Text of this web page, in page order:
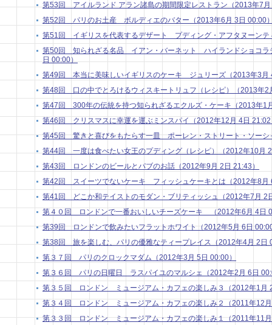
第53回 アイルランド アラン諸島の期間限定レストラン（2013年7
第52回 パリのお土産 ボルディエのバター（2013年6月 3日 00:00
第51回 イギリスを代表するデザート プディング・アフタヌーンテ
第50回 知られざる名品 イアン・バーネット ハイランドショコラ
日 00:00）
第49回 本当に美味しいイギリスのケーキ ジュリーズ（2013年3月
第48回 口の中でとろけるウィスキートリュフ（レシピ）（2013年2
第47回 300年の伝統を持つ知られざるエクルズ・ケーキ（2013年1
第46回 クリスマスに幸運を運ぶミンスパイ（2012年12月 4日 21:02
第45回 驚きと喜びをもたらす一皿 ポーレン・ストリート・ソー
第44回 一度は食べたい女王のプディング（レシピ）（2012年10月
第43回 ロンドンのビールとパブのお話（2012年9月 2日 21:43）
第42回 スイーツでないケーキ フィッシュケーキとは（2012年8月
第41回 どこか和テイストのモダン・ブリティッシュ（2012年7月 2
第４０回 ロンドンで一番おいしいチーズケーキ （2012年6月 4日
第39回 ロンドンで飲みたいフラットホワイト（2012年5月 6日
第38回 旅を楽しむ、パリの優雅なティープレイス（2012年4月 2日
第３７回 パリのクロックマダム（2012年3月 5日 00:00）
第３６回 パリの日曜日 ラスパイユのマルシェ（2012年2月 6日
第３５回 ロンドン ミュージアム・カフェの楽しみ３（2012年1月
第３４回 ロンドン ミュージアム・カフェの楽しみ２（2011年12
第３３回 ロンドン ミュージアム・カフェの楽しみ１（2011年11